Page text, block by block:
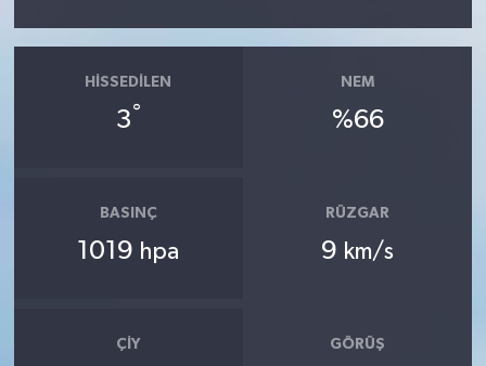
HISSEDILEN
3°
NEM
%66
BASINÇ
1019 hpa
RÜZGAR
9 km/s
ÇIY GÖRÜŞ